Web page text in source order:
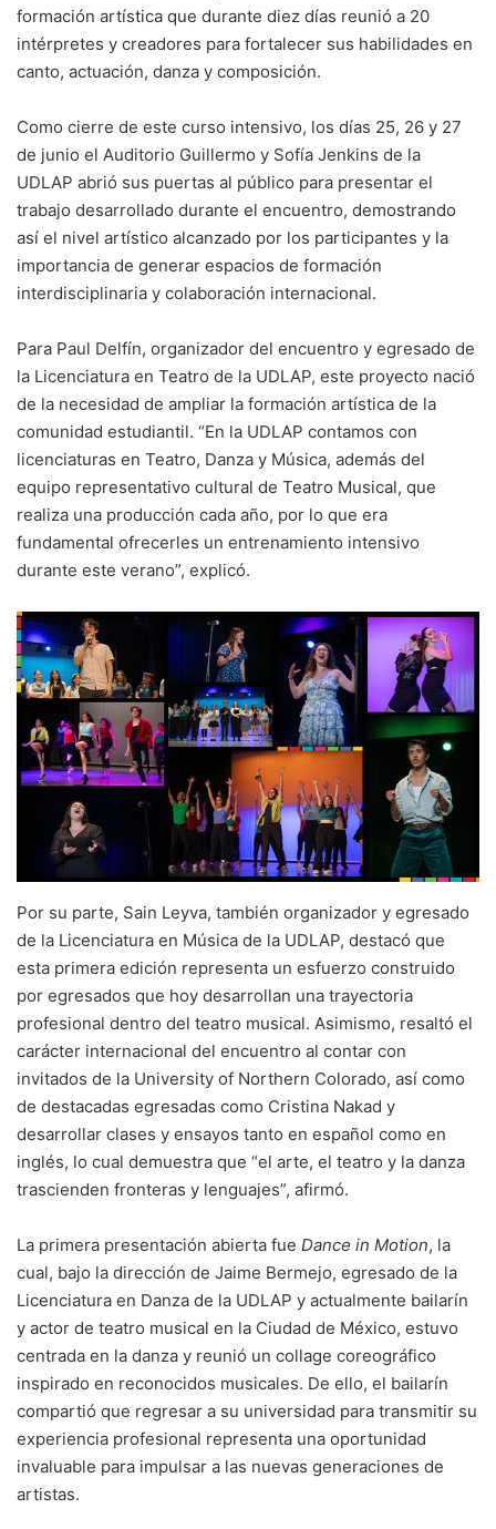
formación artística que durante diez días reunió a 20
intérpretes y creadores para fortalecer sus habilidades en
canto, actuación, danza y composición.
Como cierre de este curso intensivo, los días 25, 26 y 27
de junio el Auditorio Guillermo y Sofía Jenkins de la
UDLAP abrió sus puertas al público para presentar el
trabajo desarrollado durante el encuentro, demostrando
así el nivel artístico alcanzado por los participantes y la
importancia de generar espacios de formación
interdisciplinaria y colaboración internacional.
Para Paul Delfín, organizador del encuentro y egresado de
la Licenciatura en Teatro de la UDLAP, este proyecto nació
de la necesidad de ampliar la formación artística de la
comunidad estudiantil. “En la UDLAP contamos con
licenciaturas en Teatro, Danza y Música, además del
equipo representativo cultural de Teatro Musical, que
realiza una producción cada año, por lo que era
fundamental ofrecerles un entrenamiento intensivo
durante este verano”, explicó.
Por su parte, Sain Leyva, también organizador y egresado
de la Licenciatura en Música de la UDLAP, destacó que
esta primera edición representa un esfuerzo construido
por egresados que hoy desarrollan una trayectoria
profesional dentro del teatro musical. Asimismo, resaltó el
carácter internacional del encuentro al contar con
invitados de la University of Northern Colorado, así como
de destacadas egresadas como Cristina Nakad y
desarrollar clases y ensayos tanto en español como en
inglés, lo cual demuestra que “el arte, el teatro y la danza
trascienden fronteras y lenguajes”, afirmó.
La primera presentación abierta fue Dance in Motion, la
cual, bajo la dirección de Jaime Bermejo, egresado de la
Licenciatura en Danza de la UDLAP y actualmente bailarín
y actor de teatro musical en la Ciudad de México, estuvo
centrada en la danza y reunió un collage coreográfico
inspirado en reconocidos musicales. De ello, el bailarín
compartió que regresar a su universidad para transmitir su
experiencia profesional representa una oportunidad
invaluable para impulsar a las nuevas generaciones de
artistas.